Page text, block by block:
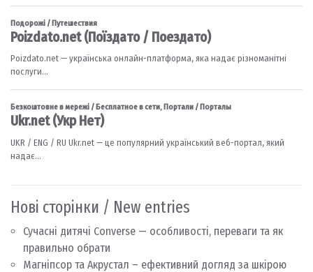
Нові сторінки / New entries
Сучасні дитячі Converse — особливості, переваги та як
правильно обрати
Магніпсор та Акрустал – ефективний догляд за шкірою